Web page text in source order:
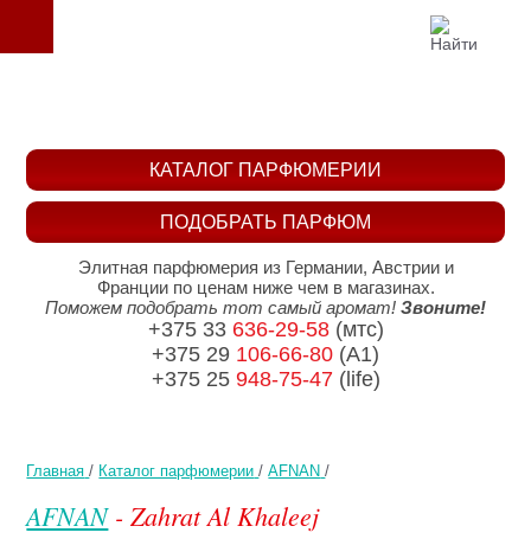
Главная / Каталог парфюмерии /AFNAN /
AFNAN- Zahrat Al Khaleej
ПОДОБРАТЬ ПАРФЮМ
КАТАЛОГ ПАРФЮМЕРИИ
Элитная парфюмерия из Германии, Австрии и
Франции по ценам ниже чем в магазинах.
Поможем подобрать тот самый аромат! Звоните!
+375 33 636-29-58(мтс)
+375 29 106-66-80 (A1)
+375 25 948-75-47(life)